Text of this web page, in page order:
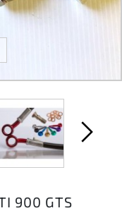
900 GTS